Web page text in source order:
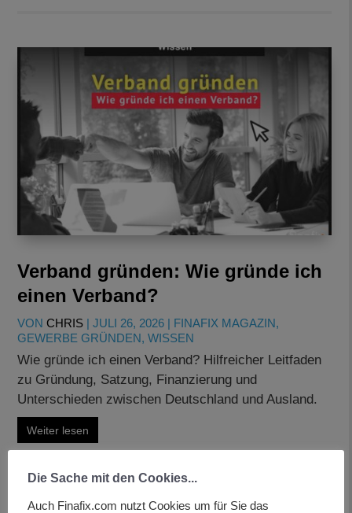
Verband gründen: Wie gründe ich
einen Verband?
VONCHRIS |JULI 26, 2026 | FINAFIX MAGAZIN,
GEWERBE GRÜNDEN,WISSEN
Wie gründe ich einen Verband? Hilfreicher Leitfaden
zu Gründung, Satzung, Finanzierung und
Unterschieden zwischen Deutschland und Ausland.
Weiter lesen
Die Sache mit den Cookies...
Auch Finafix.com nutzt Cookies um für Sie das